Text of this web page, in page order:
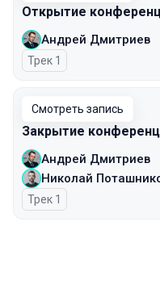
Открытие
Андрей Дмитриев
Трек 1
Смотреть запись
Закрытие
Андрей Дмитриев
Николай
Трек 1